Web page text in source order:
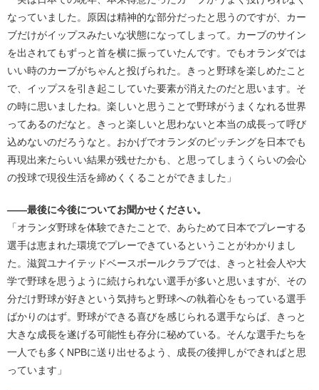
なっていました。原因は精神的な部分だったと思うのですが、カー
ブだけがイップスみたいな状態になってしまって。カーブのサイン
を出されてもずっと首を横に振っていたんです。でもオランダでは
いい時のカーブがちゃんと投げられた。きっと野球を楽しめたこと
で、イップスを引き起こしていた要素が消えたのだと思います。そ
の時に思いましたね。楽しいと思うことで野球がうまくなれる世界
ってあるのだなと。きっと楽しいと思わないと本当の成長って呼び
込めないのだろうなと。おかげでオランダのピッチングを日本でも
再現出来たらいい結果が残せたかも、と思ってしまうくらいの会心
の投球で現役生活を締めくくることができました」
――最後に今後についてお聞かせください。
「オランダ野球を体験できたことで、あらためて日本でプレーする
選手は恵まれた環境でプレーできているということがわかりまし
た。滋賀ユナイテッドベースボールクラブでは、きっと社会人や大
学で野球を思うように続けられない選手が多いと思いますが、その
分だけ野球が好きという気持ちと野球への執着心をもっている選手
ばかりのはず。野球ができる喜びを感じられる選手ならば、きっと
大きな成長を遂げる可能性も存分に秘めている。そんな選手たちを
一人でも多くNPBに送り出せるよう、成長の後押しができればと思
っています」